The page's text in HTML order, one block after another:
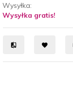
Wysyłka:
Wysyłka gratis!